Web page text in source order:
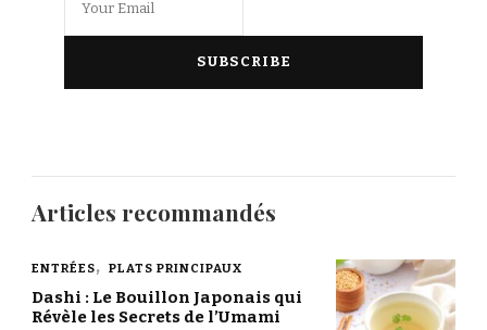
Articles recommandés
ENTRÉES PLATS PRINCIPAUX
Dashi : Le Bouillon Japonais qui
Révèle les Secrets de l’Umami